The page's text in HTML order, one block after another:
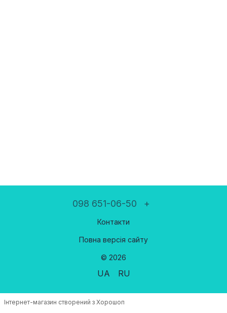
098 651-06-50 +
Контакти
Повна версія сайту
© 2026
UA RU
Інтернет-магазин створений з Хорошоп